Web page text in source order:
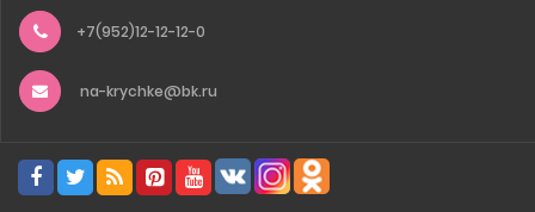
+7(952)12-12-12-0
na-krychke@bk.ru